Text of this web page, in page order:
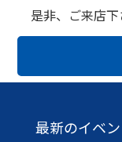
是非、ご来店下
最新のイベ